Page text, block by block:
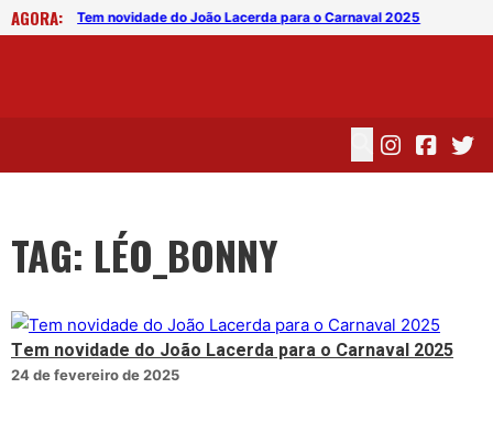
AGORA: Tem novidade do João Lacerda para o Carnaval 2025
TAG: LÉO_BONNY
Tem novidade do João Lacerda para o Carnaval 2025
24 de fevereiro de 2025